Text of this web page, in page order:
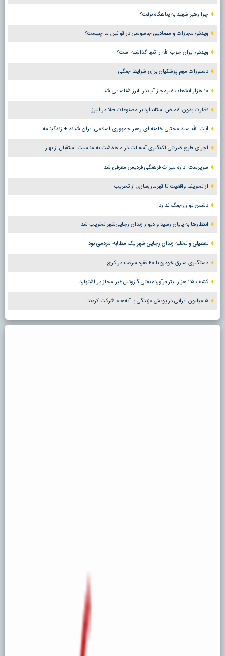
چرا رهبر شهید به پناهگاه نرفت؟
ویدئو؛ مجازات و مصادیق جاسوسی در قوانین ما چیست؟
ویدئو؛ ایران حزب الله را تنها گذاشته است؟
دستورات مهم پزشکیان برای شرایط جنگی
۱۰ هزار انشعاب غیرمجاز آب در البرز شناسایی شد
نظارت بدون اغماض استاندارد بر مصنوعات طلا در البرز
آیت الله سید مجتبی خامنه ای رهبر جمهوری اسلامی ایران شدند + زندگینامه
اجرای طرح ضربتی لکه‌گیری آسفالت در ماهدشت به مناسبت استقبال از بهار
سرپرست اداره میراث فرهنگی فردیس معرفی شد
از تحریف واقعیت تا قهرمان‌سازی از تخریب
دشمن توان جنگ ندارد
انتظارها به پایان رسید و دیوار زندان رجایی‌شهر تخریب شد
تعطیلی و تخلیه زندان رجایی شهر یک مطالبه مردمی بود
دستگیری سارق خودرو با ۴۰ فقره سرقت در کرج
کشف ۲۵ هزار لیتر فرآورده نفتی گازوئیل غیر مجاز در اشتهارد
۵ میلیون ایرانی در پویش «زندگی با آیه‌ها» شرکت کردند